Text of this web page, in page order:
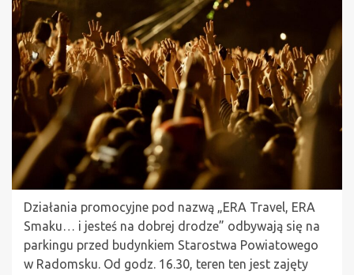
Działania promocyjne pod nazwą „ERA Travel, ERA
Smaku… i jesteś na dobrej drodze” odbywają się na
parkingu przed budynkiem Starostwa Powiatowego
w Radomsku. Od godz. 16.30, teren ten jest zajęty